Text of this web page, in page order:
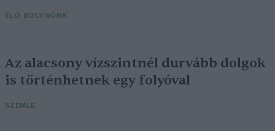
ÉLŐ BOLYGÓNK
Az alacsony vízszintnél durvább dolgok
is történhetnek egy folyóval
SZEMLE